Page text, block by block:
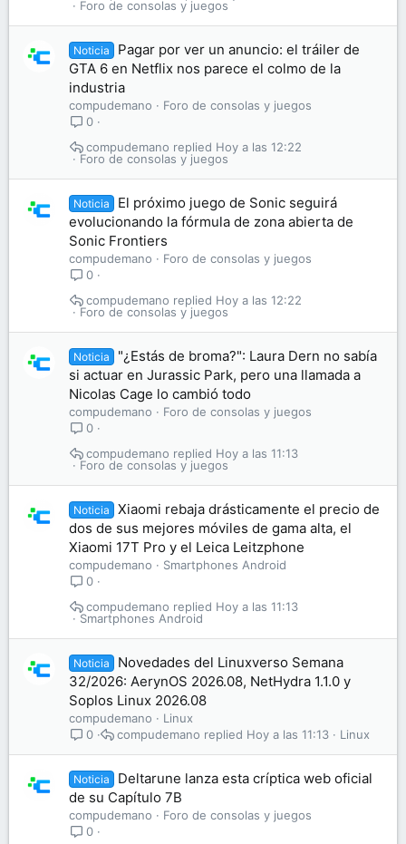
Foro de consolas y juegos
Noticia
Pagar por ver un anuncio: el tráiler de
GTA 6 en Netflix nos parece el colmo de la
industria
compudemano
Foro de consolas y juegos
0
Foro de consolas y juegos
Hoy a las 12:22
compudemano
Noticia
El próximo juego de Sonic seguirá
evolucionando la fórmula de zona abierta de
Sonic Frontiers
compudemano
Foro de consolas y juegos
0
Foro de consolas y juegos
Hoy a las 12:22
compudemano
Noticia
"¿Estás de broma?": Laura Dern no sabía
si actuar en Jurassic Park, pero una llamada a
Nicolas Cage lo cambió todo
compudemano
Foro de consolas y juegos
0
Foro de consolas y juegos
Hoy a las 11:13
compudemano
Noticia
Xiaomi rebaja drásticamente el precio de
dos de sus mejores móviles de gama alta, el
Xiaomi 17T Pro y el Leica Leitzphone
compudemano
Smartphones Android
0
Smartphones Android
Hoy a las 11:13
compudemano
Noticia
Novedades del Linuxverso Semana
32/2026: AerynOS 2026.08, NetHydra 1.1.0 y
Soplos Linux 2026.08
compudemano
Linux
0
Linux
Hoy a las 11:13
compudemano
Noticia
Deltarune lanza esta críptica web oficial
de su Capítulo 7B
compudemano
Foro de consolas y juegos
0